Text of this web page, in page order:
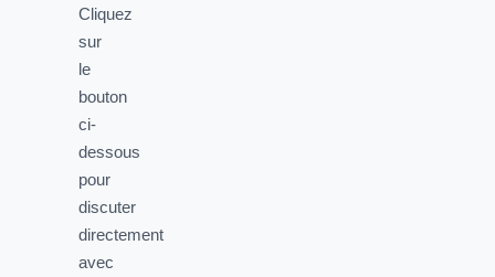
Cliquez
sur
le
bouton
ci-
dessous
pour
discuter
directement
avec